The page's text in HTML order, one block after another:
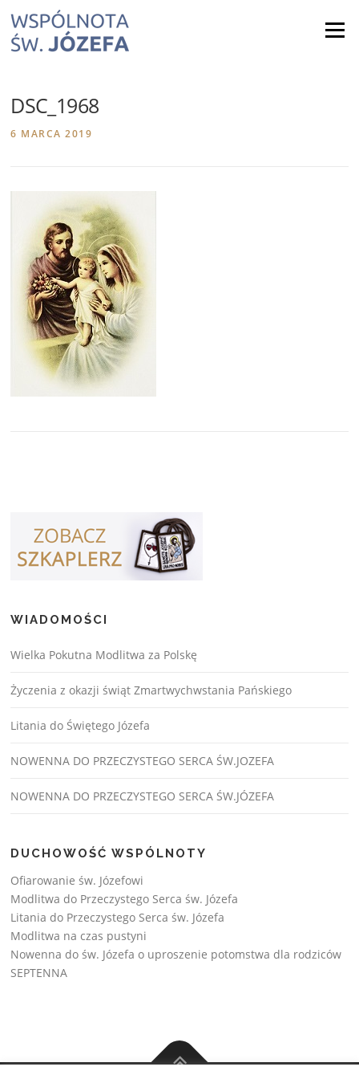
content
Menu
DSC_1968
6 MARCA 2019
WIADOMOŚCI
Wielka Pokutna Modlitwa za Polskę
Życzenia z okazji świąt Zmartwychwstania Pańskiego
Litania do Świętego Józefa
NOWENNA DO PRZECZYSTEGO SERCA ŚW.JOZEFA
NOWENNA DO PRZECZYSTEGO SERCA ŚW.JÓZEFA
DUCHOWOŚĆ WSPÓLNOTY
Ofiarowanie św. Józefowi
Modlitwa do Przeczystego Serca św. Józefa
Litania do Przeczystego Serca św. Józefa
Modlitwa na czas pustyni
Nowenna do św. Józefa o uproszenie potomstwa dla rodziców
SEPTENNA